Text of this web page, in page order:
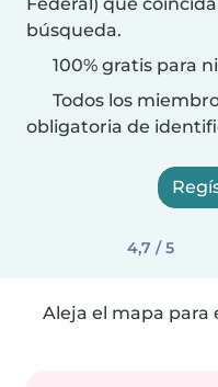
búsqueda.
100% gratis para
Todos los
obligatoria de
4,7 / 5
Aleja el mapa para